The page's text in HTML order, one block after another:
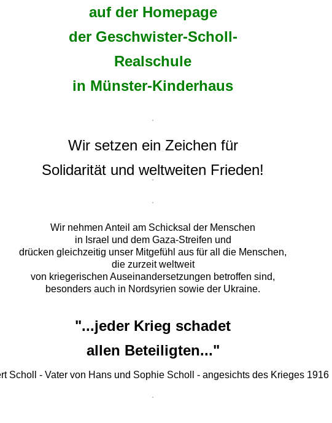
auf der Homepage
der Geschwister-Scholl-
Realschule
in Münster-Kinderhaus
Wir setzen ein Zeichen für
Solidarität und weltweiten Frieden!
Wir nehmen Anteil am Schicksal der Menschen
in Israel und dem Gaza-Streifen und
drücken gleichzeitig unser Mitgefühl aus für all die Menschen,
die zurzeit weltweit
von kriegerischen Auseinandersetzungen betroffen sind,
besonders auch in Nordsyrien sowie der Ukraine.
"...jeder Krieg schadet
allen Beteiligten..."
Scholl - Vater von Hans und Sophie Scholl - angesichts des Krieges 1916